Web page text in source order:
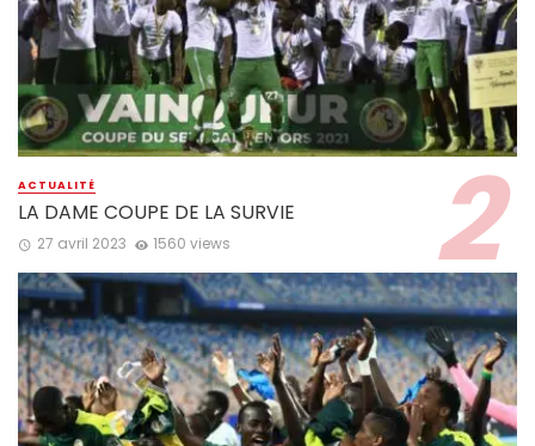
ACTUALITÉ
LA DAME COUPE DE LA SURVIE
27 avril 2023 1560 views